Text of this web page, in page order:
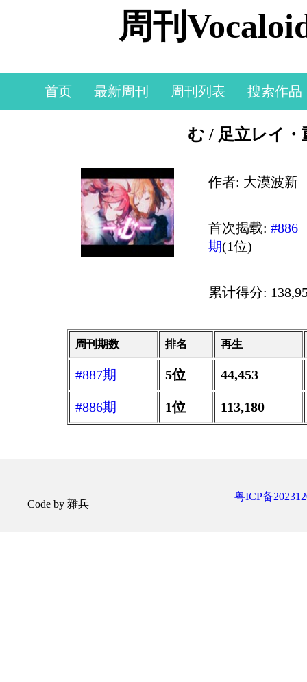
周刊
首页 最新周刊 周刊列表 搜索作品
む / 足立レイ・
作者: 大漠波新
首次揭载:#886
期(1位)
累计得分:
周刊期数 排名 再生
#887期 5位 44,453
#886期 1位 113,180
Code by 雜兵
粤ICP备